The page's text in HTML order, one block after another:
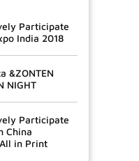
Participate
India 2018
&ZONTEN
NIGHT
Participate
China
in Print